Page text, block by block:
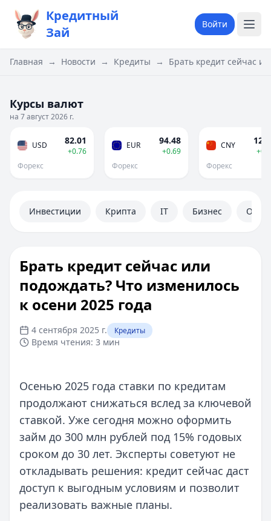
Кредитный
Зай
Войти
Главная → Новости → Кредиты → Брать кредит сейчас
Курсы валют
на 7 август 2026 г.
USD 82.01
+0.76
Форекс
EUR 94.48
+0.69
Форекс
CNY
Форекс
Инвестиции Крипта IT Бизнес
Брать кредит сейчас или
подождать? Что изменилось
к осени 2025 года
4 сентября 2025 г. Кредиты
Время чтения: 3 мин
Осенью 2025 года ставки по кредитам
продолжают снижаться вслед за ключевой
ставкой. Уже сегодня можно оформить
займ до 300 млн рублей под 15% годовых
сроком до 30 лет. Эксперты советуют не
откладывать решения: кредит сейчас даст
доступ к выгодным условиям и позволит
реализовать важные планы.